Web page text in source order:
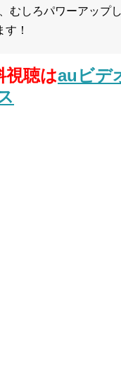
むしろパワーアップ
！
視聴はauビデ